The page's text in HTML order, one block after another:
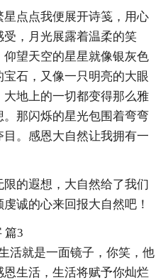
点点我便展开诗笺，用心
，月光展露着温柔的笑
望天空的星星就像银灰色
石，又像一只明亮的大眼
地上的一切都变得那么雅
那闪烁的星光包围着弯弯
。感恩大自然让我拥有一
的遐想，大自然给了我们
诚的心来回报大自然吧！
篇3
活就是一面镜子，你笑，他
生活，生活将赋予你灿烂